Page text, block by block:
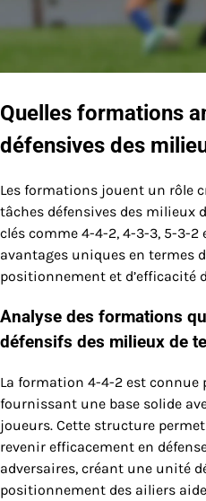
Quelles formations
défensives des
Les formations jouent un rôle
tâches défensives des milieux
clés comme 4-4-2, 4-3-3, 5-3-
avantages uniques en termes
positionnement et d’efficacité
Analyse des formations
défensifs des milieux de
La formation 4-4-2 est connue
fournissant une base solide
joueurs. Cette structure
revenir efficacement en
adversaires, créant une unité
positionnement des ailiers